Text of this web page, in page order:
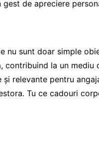
de apreciere
nu sunt doar simple
contribuind la un
relevante pentru
Tu ce cadouri